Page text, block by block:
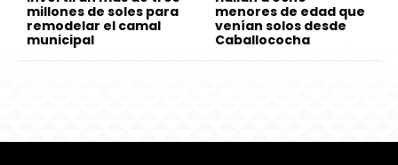
millones de soles para
remodelar el camal
municipal
menores de edad que
venían solos desde
Caballococha